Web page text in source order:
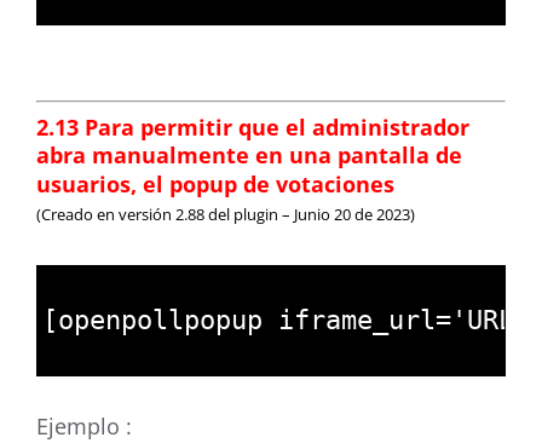
2.13 Para permitir que el administrador
abra manualmente en una pantalla de
usuarios, el popup de votaciones
(Creado en versión 2.88 del plugin – Junio 20 de 2023)
[openpollpopup iframe_url= 'URL
Ejemplo :